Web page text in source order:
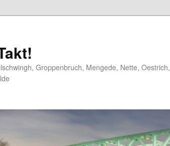
Groppenbruch, Mengede, Nette, Oestrich,